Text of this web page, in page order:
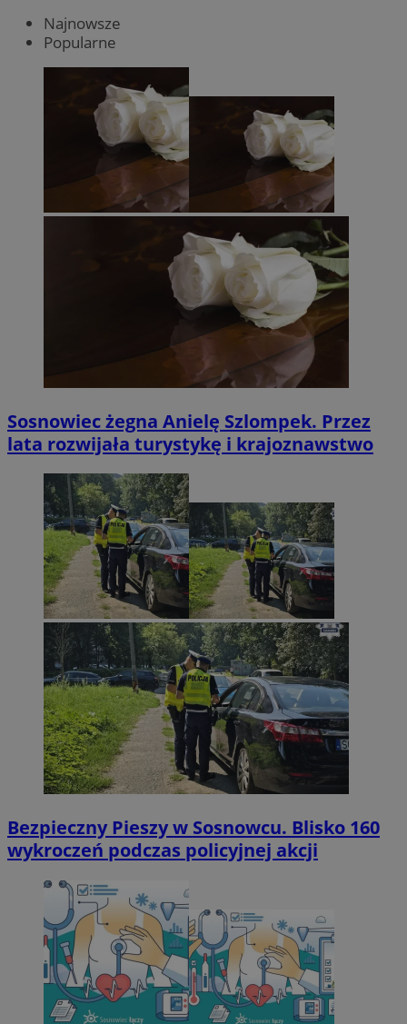
Najnowsze
Popularne
Sosnowiec żegna Anielę Szlompek. Przez
lata rozwijała turystykę i krajoznawstwo
Bezpieczny Pieszy w Sosnowcu. Blisko 160
wykroczeń podczas policyjnej akcji